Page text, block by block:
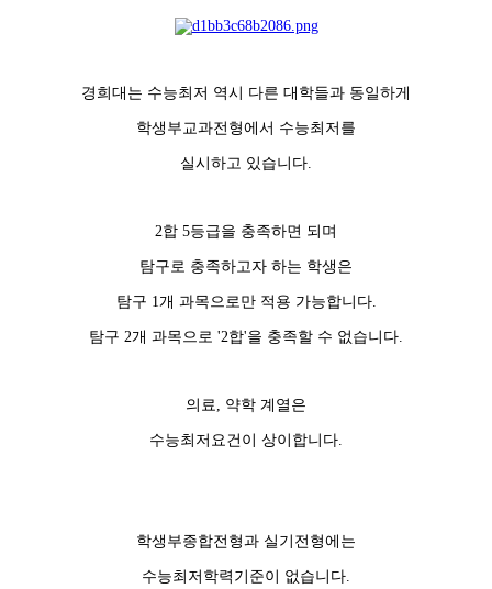
경희대는 수능최저 역시 다른 대학들과 동일하게
학생부교과전형에서 수능최저를
실시하고 있습니다.
2합 5등급을 충족하면 되며
탐구로 충족하고자 하는 학생은
탐구 1개 과목으로만 적용 가능합니다.
탐구 2개 과목으로 '2합'을 충족할 수 없습니다.
의료, 약학 계열은
수능최저요건이 상이합니다.
학생부종합전형과 실기전형에는
수능최저학력기준이 없습니다.